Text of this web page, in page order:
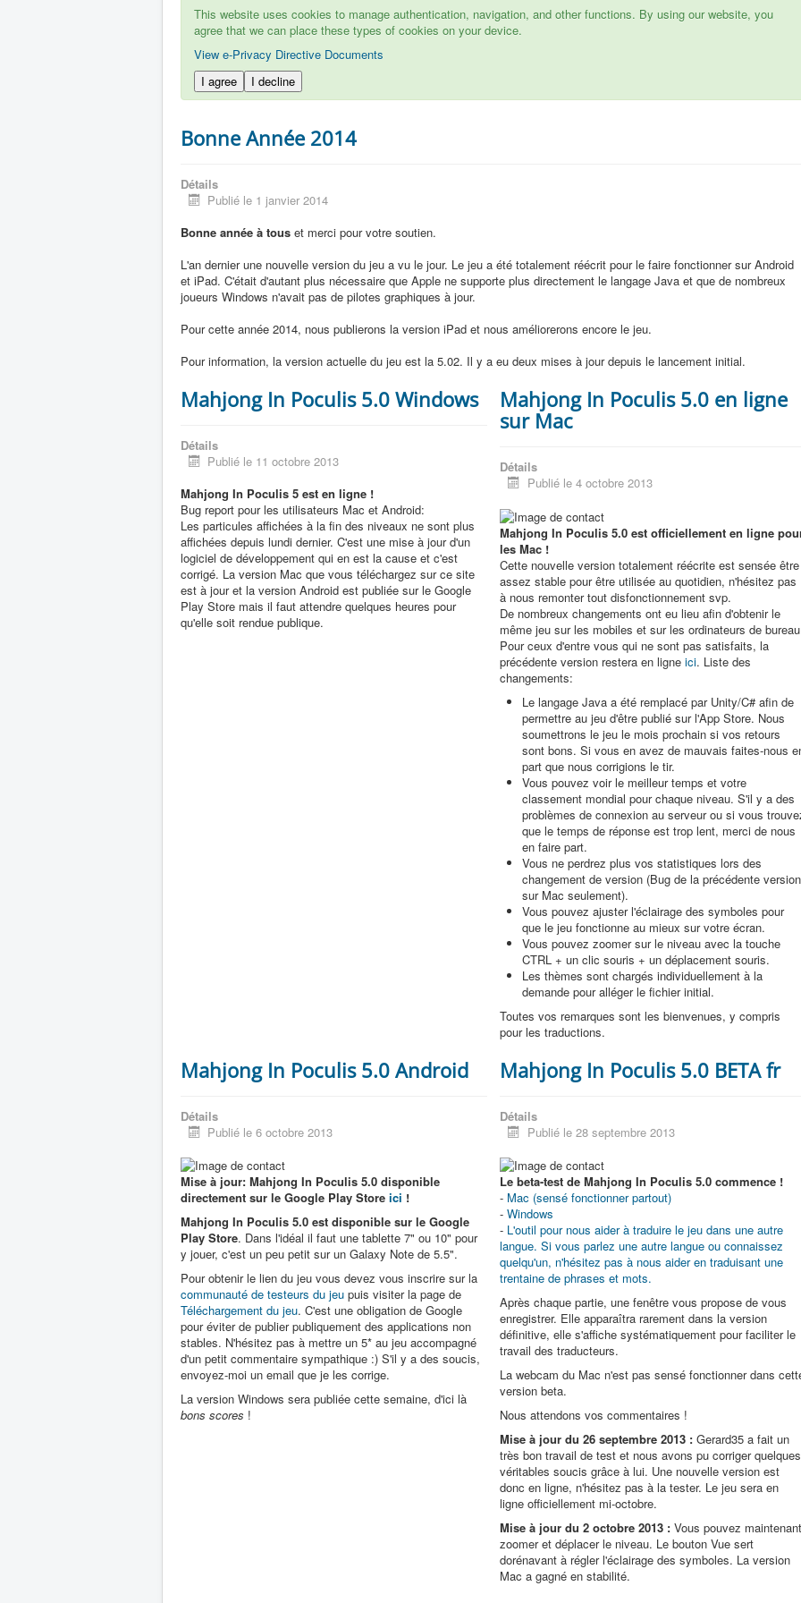
This website uses cookies to manage authentication, navigation, and other functions. By using our website, you
agree that we can place these types of cookies on your device.
View e-Privacy Directive Documents
I agree
I decline
Bonne Année 2014
Détails
Publié le 1 janvier 2014
Bonne année à tous et merci pour votre soutien.
L'an dernier une nouvelle version du jeu a vu le jour. Le jeu a été totalement réécrit pour le faire fonctionner sur Android
et iPad. C'était d'autant plus nécessaire que Apple ne supporte plus directement le langage Java et que de nombreux
joueurs Windows n'avait pas de pilotes graphiques à jour.
Pour cette année 2014, nous publierons la version iPad et nous améliorerons encore le jeu.
Pour information, la version actuelle du jeu est la 5.02. Il y a eu deux mises à jour depuis le lancement initial.
Mahjong In Poculis 5.0 Windows
Détails
Publié le 11 octobre 2013
Mahjong In Poculis 5 est en ligne !
Bug report pour les utilisateurs Mac et Android:
Les particules affichées à la fin des niveaux ne sont plus
affichées depuis lundi dernier. C'est une mise à jour d'un
logiciel de développement qui en est la cause et c'est
corrigé. La version Mac que vous téléchargez sur ce site
est à jour et la version Android est publiée sur le Google
Play Store mais il faut attendre quelques heures pour
qu'elle soit rendue publique.
Mahjong In Poculis 5.0 en ligne
sur Mac
Détails
Publié le 4 octobre 2013
Mahjong In Poculis 5.0 est officiellement en ligne
les Mac !
Cette nouvelle version totalement réécrite est sensée être
assez stable pour être utilisée au quotidien, n'hésitez pas
à nous remonter tout disfonctionnement svp.
De nombreux changements ont eu lieu afin d'obtenir le
même jeu sur les mobiles et sur les ordinateurs de
Pour ceux d'entre vous qui ne sont pas satisfaits, la
précédente version restera en ligneici. Liste des
changements:
Le langage Java a été remplacé par Unity/C# afin de
permettre au jeu d'être publié sur l'App Store. Nous
soumettrons le jeu le mois prochain si vos retours
sont bons. Si vous en avez de mauvais faites-nous
part que nous corrigions le tir.
Vous pouvez voir le meilleur temps et votre
classement mondial pour chaque niveau. S'il y a des
problèmes de connexion au serveur ou si vous
que le temps de réponse est trop lent, merci de nous
en faire part.
Vous ne perdrez plus vos statistiques lors des
changement de version (Bug de la précédente version
sur Mac seulement).
Vous pouvez ajuster l'éclairage des symboles pour
que le jeu fonctionne au mieux sur votre écran.
Vous pouvez zoomer sur le niveau avec la touche
CTRL + un clic souris + un déplacement souris.
Les thèmes sont chargés individuellement à la
demande pour alléger le fichier initial.
Toutes vos remarques sont les bienvenues, y compris
pour les traductions.
Mahjong In Poculis 5.0 Android
Détails
Publié le 6 octobre 2013
Mise à jour: Mahjong In Poculis 5.0 disponible
directement sur le Google Play Store ici !
Mahjong In Poculis 5.0 est disponible sur le Google
Play Store. Dans l'idéal il faut une tablette 7" ou 10" pour
y jouer, c'est un peu petit sur un Galaxy Note de 5.5".
Pour obtenir le lien du jeu vous devez vous inscrire sur la
communauté de testeurs du jeu puis visiter la page de
Téléchargement du jeu. C'est une obligation de Google
pour éviter de publier publiquement des applications non
stables. N'hésitez pas à mettre un 5* au jeu accompagné
d'un petit commentaire sympathique :) S'il y a des soucis,
envoyez-moi un email que je les corrige.
La version Windows sera publiée cette semaine, d'ici là
bons scores !
Mahjong In Poculis 5.0 BETA fr
Détails
Publié le 28 septembre 2013
Le beta-test de Mahjong In Poculis 5.0 commence !
- Mac (sensé fonctionner partout)
-Windows
- L'outil pour nous aider à traduire le jeu dans une autre
langue. Si vous parlez une autre langue ou connaissez
quelqu'un, n'hésitez pas à nous aider en traduisant une
trentaine de phrases et mots.
Après chaque partie, une fenêtre vous propose de vous
enregistrer. Elle apparaîtra rarement dans la version
définitive, elle s'affiche systématiquement pour faciliter le
travail des traducteurs.
La webcam du Mac n'est pas sensé fonctionner dans
version beta.
Nous attendons vos commentaires !
Mise à jour du 26 septembre 2013 :Gerard35 a fait un
très bon travail de test et nous avons pu corriger quelques
véritables soucis grâce à lui. Une nouvelle version est
donc en ligne, n'hésitez pas à la tester. Le jeu sera en
ligne officiellement mi-octobre.
Mise à jour du 2 octobre 2013 :Vous pouvez
zoomer et déplacer le niveau. Le bouton Vue sert
dorénavant à régler l'éclairage des symboles. La version
Mac a gagné en stabilité.